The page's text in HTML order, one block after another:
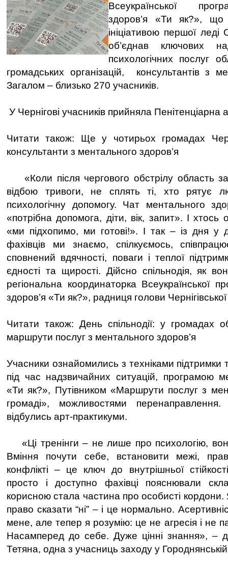
Всеукраїнської
здоров’я «Ти як?», що
ініціативою першої
об’єднав ключових
психологічних послуг
громадських організацій, консультантів з
Загалом – близько 270 учасників.
У Чернігові учасників прийняла Пенітенціарна
Читати також: Ще у чотирьох громадах
консультанти з ментального здоров’я
«Коли після чергового обстрілу область
відбою тривоги, не сплять ті, хто рятує
психологічну допомогу. Чат ментального
«потрібна допомога, діти, вік, запит». І хтось
«ми підхопимо, ми готові!». І так – із дня у
фахівців ми знаємо, спілкуємось,
сповнений вдячності, поваги і теплої
єдності та щирості. Дійсно спільнодія, як
регіональна координаторка Всеукраїнської
здоров’я «Ти як?», радниця голови
Читати також: День спільнодії: у громадах
маршрути послуг з ментального здоров’я
Учасники ознайомились з техніками
під час надзвичайних ситуацій, програмою
«Ти як?», Путівником «Маршрути послуг з
громаді», можливостями
відбулись арт-практикуми.
«Ці тренінги – не лише про психологію,
Вміння почути себе, встановити межі,
конфлікті – це ключ до внутрішньої
просто і доступно фахівці пояснювали
корисною стала частина про особисті
право сказати “ні” – і це нормально.
мене, але тепер я розумію: це не агресія і не
Насамперед до себе. Дуже цінні знання», –
Тетяна, одна з учасниць заходу у